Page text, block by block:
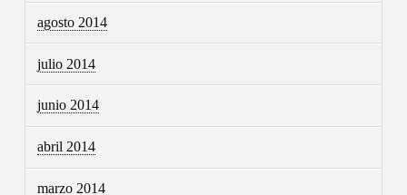
agosto 2014
julio 2014
junio 2014
abril 2014
marzo 2014